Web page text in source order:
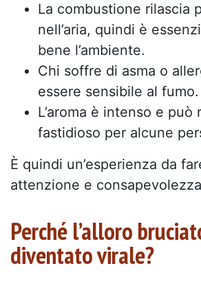
La combustione rilascia
nell’aria, quindi è
bene l’ambiente.
Chi soffre di asma o
essere sensibile al fumo.
L’aroma è intenso e può
fastidioso per alcune
È quindi un’esperienza da
attenzione e
Perché l’alloro
diventato virale?